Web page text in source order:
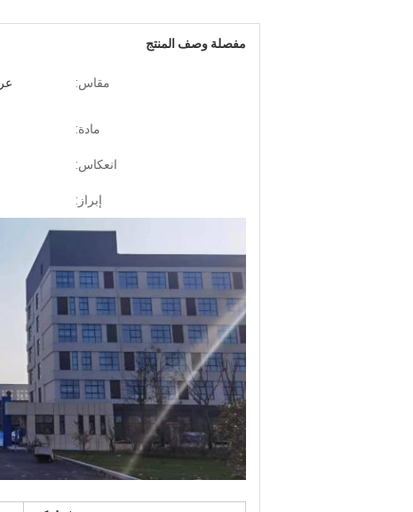
مفصلة وصف المنتج
مقاس: عرض 1 سم
مادة:
انعكاس:
إبراز: